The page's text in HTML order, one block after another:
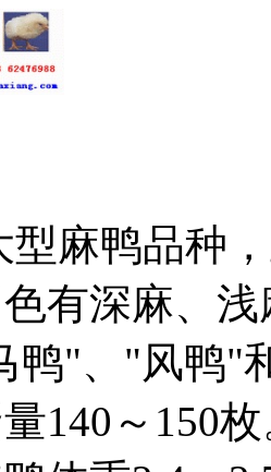
型麻鸭品种
有深麻、
鸭"、"风鸭"
140～150